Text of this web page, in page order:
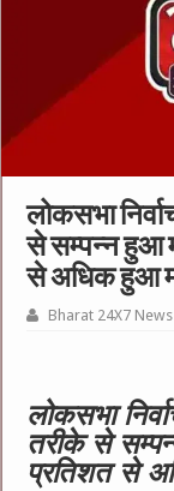
लोकसभा
से सम्पन्न हुआ
से अधिक हुआ
Bharat 24X7 News
लोकसभा
तरीके से
प्रतिशत से